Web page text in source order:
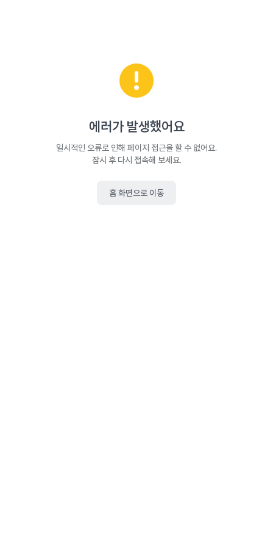
에러가 발생했어요
일시적인 오류로 인해 페이지 접근을 할 수 없어요.
잠시 후 다시 접속해 보세요.
홈 화면으로 이동